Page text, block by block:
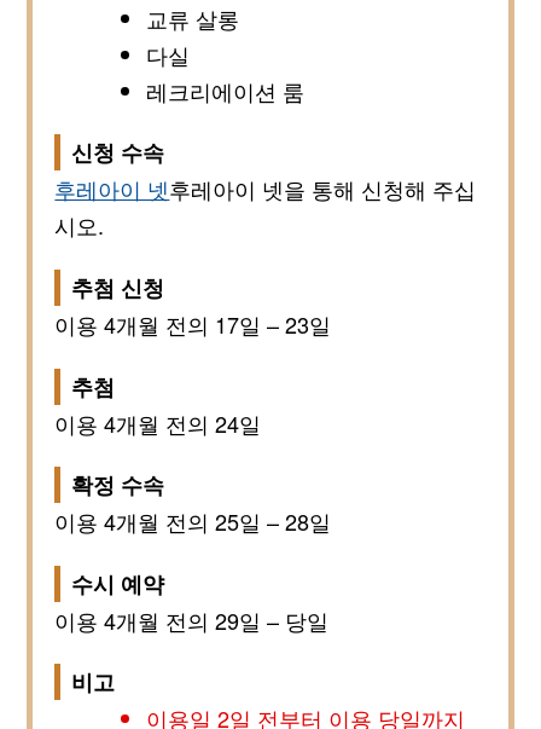
교류 살롱
다실
레크리에이션 룸
신청 수속
후레아이 넷후레아이 넷을 통해 신청해 주십
시오.
추첨 신청
이용 4개월 전의 17일 – 23일
추첨
이용 4개월 전의 24일
확정 수속
이용 4개월 전의 25일 – 28일
수시 예약
이용 4개월 전의 29일 – 당일
비고
이용일 2일 전부터 이용 당일까지